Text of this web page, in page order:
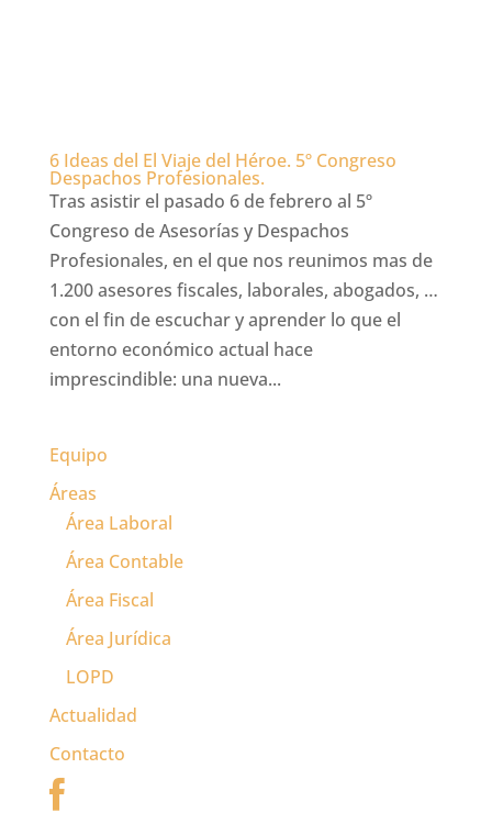
6 Ideas del El Viaje del Héroe. 5º Congreso
Despachos Profesionales.
Tras asistir el pasado 6 de febrero al 5º
Congreso de Asesorías y Despachos
Profesionales, en el que nos reunimos mas de
1.200 asesores fiscales, laborales, abogados, …
con el fin de escuchar y aprender lo que el
entorno económico actual hace
imprescindible: una nueva...
Equipo
Áreas
Área Laboral
Área Contable
Área Fiscal
Área Jurídica
LOPD
Actualidad
Contacto